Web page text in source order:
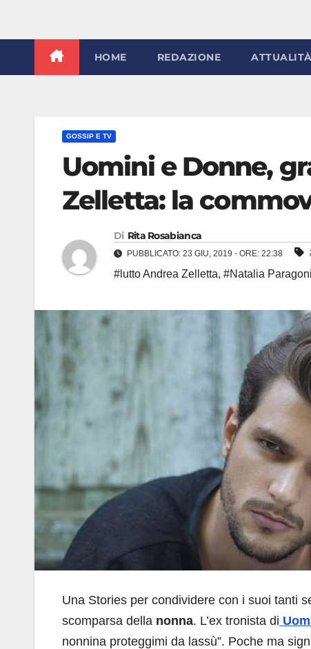
HOME REDAZIONE ATTUALITÀ
GOSSIP E TV
Uomini e Donne,
Zelletta: la
Di Rita Rosabianca
PUBBLICATO: 23 GIU, 2019 - ORE: 22:38
#lutto Andrea Zelletta, #Natalia Paragoni
Una Stories per condividere con i suoi tanti
scomparsa della nonna. L’ex tronista di
nonnina proteggimi da lassù”. Poche ma